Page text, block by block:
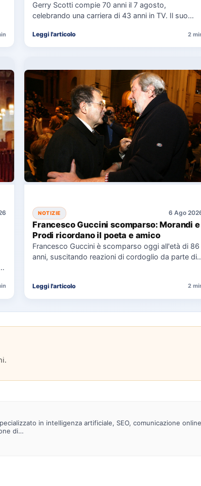
Gerry Scotti compie 70 anni il 7 agosto,
celebrando una carriera di 43 anni in TV. Il suo…
Leggi l'articolo 2
NOTIZIE 6 Ago
Francesco Guccini scomparso: Morandi e
Prodi ricordano il poeta e amico
Francesco Guccini è scomparso oggi all'età di 86
anni, suscitando reazioni di cordoglio da parte di
Leggi l'articolo 2
in intelligenza artificiale, SEO, comunicazione
di…